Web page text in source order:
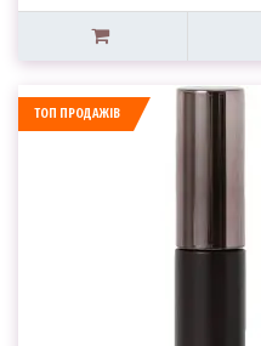
ТОП ПРОДАЖІВ